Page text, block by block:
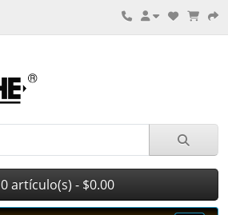
0 artículo(s) - $0.00